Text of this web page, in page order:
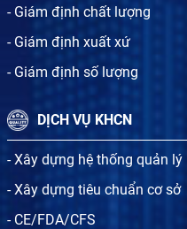
- Giám định chất lượng
- Giám định xuất xứ
- Giám định số lượng
DỊCH VỤ KHCN
- Xây dựng hệ thống quản lý
- Xây dựng tiêu chuẩn cơ sở
- CE/FDA/CFS